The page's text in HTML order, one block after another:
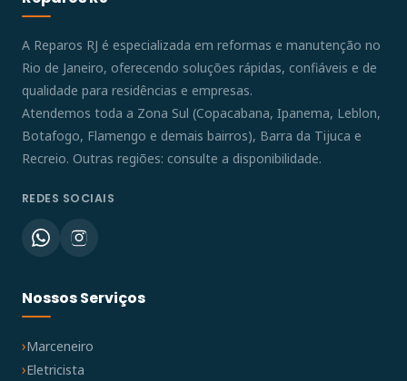
A Reparos RJ é especializada em reformas e manutenção no
Rio de Janeiro, oferecendo soluções rápidas, confiáveis e de
qualidade para residências e empresas.
Atendemos toda a Zona Sul (Copacabana, Ipanema, Leblon,
Botafogo, Flamengo e demais bairros), Barra da Tijuca e
Recreio. Outras regiões: consulte a disponibilidade.
REDES SOCIAIS
Nossos Serviços
Marceneiro
Eletricista